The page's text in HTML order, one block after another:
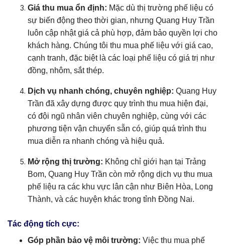
Giá thu mua ổn định: Mặc dù thị trường phế liệu có
sự biến động theo thời gian, nhưng Quang Huy Trần
luôn cập nhật giá cả phù hợp, đảm bảo quyền lợi cho
khách hàng. Chúng tôi thu mua phế liệu với giá cao,
cạnh tranh, đặc biệt là các loại phế liệu có giá trị như
đồng, nhôm, sắt thép.
Dịch vụ nhanh chóng, chuyên nghiệp: Quang Huy
Trần đã xây dựng được quy trình thu mua hiện đại,
có đội ngũ nhân viên chuyên nghiệp, cùng với các
phương tiện vận chuyển sẵn có, giúp quá trình thu
mua diễn ra nhanh chóng và hiệu quả.
Mở rộng thị trường: Không chỉ giới hạn tại Trảng
Bom, Quang Huy Trần còn mở rộng dịch vụ thu mua
phế liệu ra các khu vực lân cận như Biên Hòa, Long
Thành, và các huyện khác trong tỉnh Đồng Nai.
Tác động tích cực:
Góp phần bảo vệ môi trường: Việc thu mua phế